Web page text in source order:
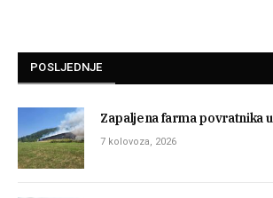
POSLJEDNJE
Zapaljena farma povratnika
7 kolovoza, 2026